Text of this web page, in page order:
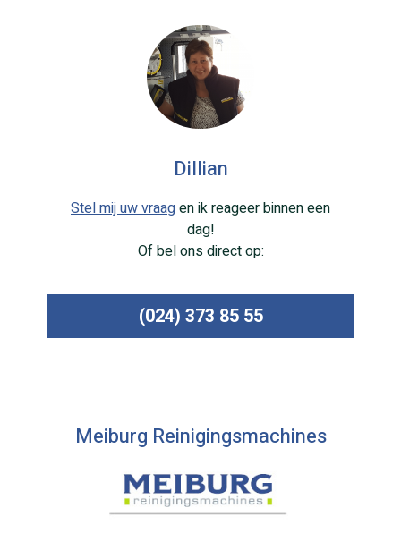
Dillian
Stel mij uw vraagen ik reageer binnen een
dag!
Of bel ons direct op:
(024) 373 85 55
Meiburg Reinigingsmachines